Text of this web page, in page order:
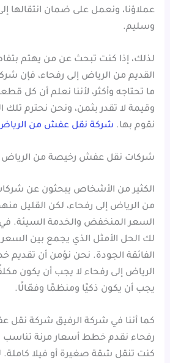
عملاؤنا، ونعمل على ضمان انتقالها
وسليم.
لذلك، إذا كنت تبحث عن من يهتم
القديم من الرياض إلى رفحاء، فإن
ما تحتاجه وأكثر، لأننا نعلم أن كل
وقيمة لا تقدر بثمن، ونحن نحترم
نقوم بها. شركة نقل عفش من الرياض
شركات نقل عفش رخيصة من الرياض
الكثير من الأشخاص يبحثون عن
من الرياض إلى رفحاء، لكن القليل
السعر المنخفض والخدمة السيئة.
لك الحل الأمثل الذي يجمع بين
الفائقة الجودة. نحن نؤمن أن تقديم
الرياض إلى رفحاء لا يجب أن يكون
يجب أن يكون ذكيًا ومنظمًا وفعّالًا.
كما أننا في شركة الرفيق شركة نقل
رفحاء نقدم خطط أسعار مرنة تناسب
كنت تنقل شقة صغيرة أو فيلا